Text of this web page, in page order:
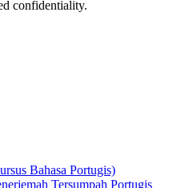
confidentiality.
Bahasa Portugis)
Tersumpah Portugis